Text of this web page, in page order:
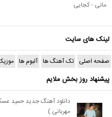
مانی - کجایی
لینک های سایت
صفحه اصلی تک آهنگ ها آلبوم ها
پیشنهاد روز بخش ملایم
دانلود آهنگ جدید حمید
مهربانی )